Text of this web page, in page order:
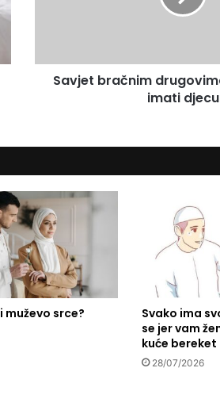
a
d
u
o
v
i
m
a
k
o
Savjet bračnim
imati djecu
srce?
Svako ima
se jer vam
kuće bereket
28/07/2026